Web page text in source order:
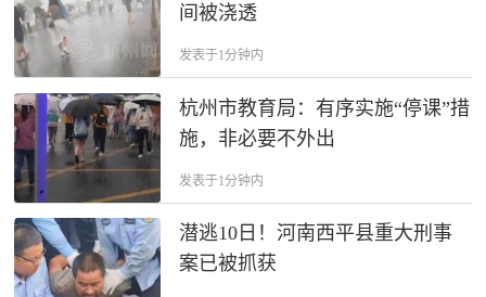
间被浇透
发表于1分钟内
杭州市教育局：有序实施“停课”措
施，非必要不外出
发表于1分钟内
潜逃10日！河南西平县重大刑事
案已被抓获